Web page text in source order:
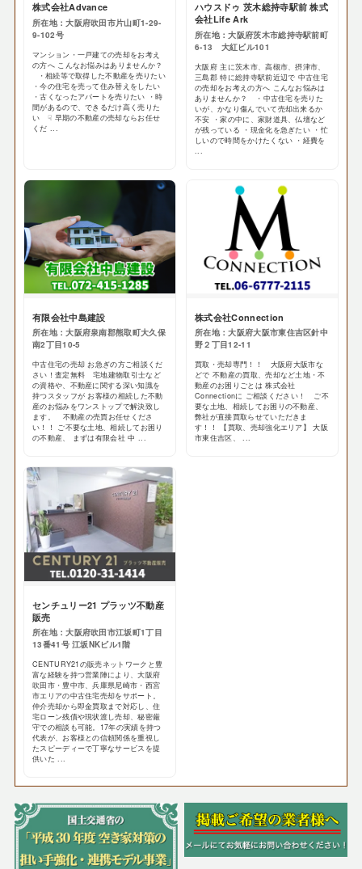
株式会社Advance
所在地：大阪府吹田市片山町1-29-
9-102号
マンション・一戸建ての売却をお考え
の方へ こんなお悩みはありませんか？
・相続等で取得した不動産を売りたい
・今の住宅を売って住み替えをしたい
・古くなったアパートを売りたい ・時
間があるので、できるだけ高く売りた
い ☟ 早期の不動産の売却ならお任せ
くだ ...
ハウスドゥ 茨木総持寺駅前 株式
会社Life Ark
所在地：大阪府茨木市総持寺駅前町
6-13 大紅ビル101
大阪府 主に茨木市、高槻市、摂津市、
三島郡 特に総持寺駅前近辺で 中古住宅
の売却をお考えの方へ こんなお悩みは
ありませんか？ ・中古住宅を売りた
いが、かなり傷んでいて売却出来るか
不安 ・家の中に、家財道具、仏壇など
が残っている ・現金化を急ぎたい ・忙
しいので時間をかけたくない ・経費を
...
有限会社中島建設
所在地：大阪府泉南郡熊取町大久保
南2丁目10-5
中古住宅の売却 お急ぎの方ご相談くだ
さい！査定無料 宅地建物取引士など
の資格や、不動産に関する深い知識を
持つスタッフが お客様の相続した不動
産のお悩みをワンストップで解決致し
ます。 不動産の売買お任せくださ
い！！ ご不要な土地、相続してお困り
の不動産、 まずは有限会社 中 ...
株式会社Connection
所在地：大阪府大阪市東住吉区針中
野２丁目12-11
買取・売却専門！！ 大阪府大阪市な
どで 不動産の買取、売却など土地・不
動産のお困りごとは 株式会社
Connectionに ご相談ください！ ご不
要な土地、相続してお困りの不動産、
弊社が直接買取らせていただきま
す！！ 【買取、売却強化エリア】 大阪
市東住吉区、 ...
センチュリー21 プラッツ不動産
販売
所在地：大阪府吹田市江坂町1丁目
13番41号 江坂NKビル1階
CENTURY21の販売ネットワークと豊
富な経験を持つ営業陣により、大阪府
吹田市・豊中市、兵庫県尼崎市・西宮
市エリアの中古住宅売却をサポート。
仲介売却から即金買取まで対応し、住
宅ローン残債や現状渡し売却、秘密厳
守での相談も可能。17年の実績を持つ
代表が、お客様との信頼関係を重視し
たスピーディーで丁寧なサービスを提
供いた ...